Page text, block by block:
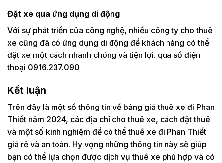
Đặt xe qua ứng dụng di động
Với sự phát triển của công nghệ, nhiều công ty cho thuê
xe cũng đã có ứng dụng di động để khách hàng có thể
đặt xe một cách nhanh chóng và tiện lợi. qua số điện
thoại 0916.237.090
Kết luận
Trên đây là một số thông tin về bảng giá thuê xe đi Phan
Thiết năm 2024, các địa chỉ cho thuê xe, cách đặt thuê
và một số kinh nghiệm để có thể thuê xe đi Phan Thiết
giá rẻ và an toàn. Hy vọng những thông tin này sẽ giúp
bạn có thể lựa chọn được dịch vụ thuê xe phù hợp và có